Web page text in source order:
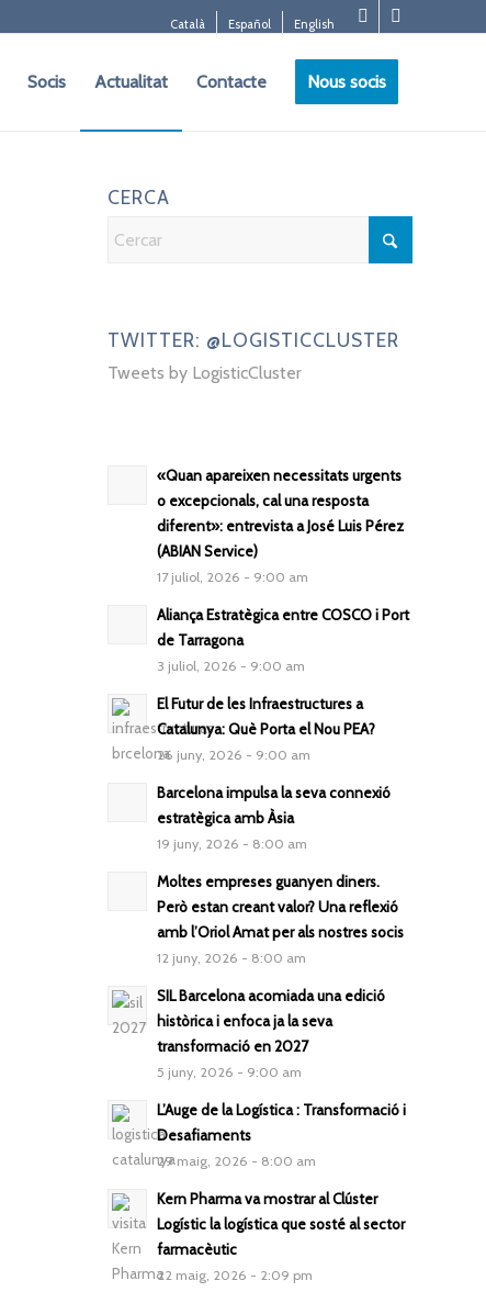
Català Español English
Socis Actualitat Contacte Nous socis
CERCA
TWITTER: @LOGISTICCLUSTER
Tweets by LogisticCluster
«Quan apareixen necessitats urgents
o excepcionals, cal una resposta
diferent»: entrevista a José Luis Pérez
(ABIAN Service)
17 juliol, 2026 - 9:00 am
Aliança Estratègica entre COSCO i Port
de Tarragona
3 juliol, 2026 - 9:00 am
El Futur de les Infraestructures a
Catalunya: Què Porta el Nou PEA?
26 juny, 2026 - 9:00 am
Barcelona impulsa la seva connexió
estratègica amb Àsia
19 juny, 2026 - 8:00 am
Moltes empreses guanyen diners.
Però estan creant valor? Una reflexió
amb l’Oriol Amat per als nostres socis
12 juny, 2026 - 8:00 am
SIL Barcelona acomiada una edició
històrica i enfoca ja la seva
transformació en 2027
5 juny, 2026 - 9:00 am
L’Auge de la Logística : Transformació i
Desafiaments
29 maig, 2026 - 8:00 am
Kern Pharma va mostrar al Clúster
Logístic la logística que sosté al sector
farmacèutic
22 maig, 2026 - 2:09 pm